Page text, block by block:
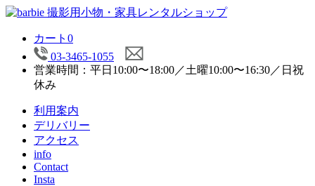
カート 0
03-3465-1055
営業時間：平日10:00〜18:00／土曜10:00〜16:30／日祝
休み
利用案内
デリバリー
アクセス
info
Contact
Insta